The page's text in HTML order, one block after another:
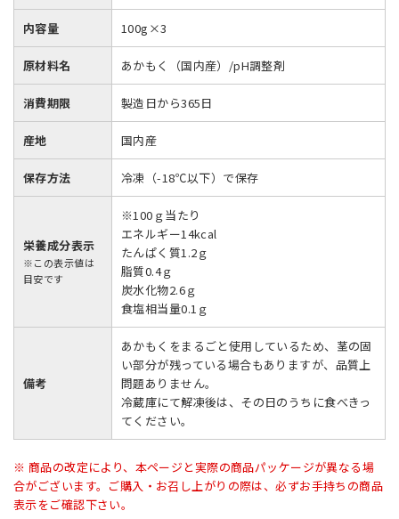
内容量 100g×3
原材料名 あかもく（国内産）/pH調整剤
消費期限 製造日から365日
産地 国内産
保存方法 冷凍（-18℃以下）で保存
栄養成分表示
※この表示値は
目安です
※100ｇ当たり
エネルギー14kcal
たんぱく質1.2ｇ
脂質0.4ｇ
炭水化物2.6ｇ
食塩相当量0.1ｇ
備考
あかもくをまるごと使用しているため、茎の固
い部分が残っている場合もありますが、品質上
問題ありません。
冷蔵庫にて解凍後は、その日のうちに食べきっ
てください。
※ 商品の改定により、本ページと実際の商品パッケージが異なる場
合がございます。ご購入・お召し上がりの際は、必ずお手持ちの商品
表示をご確認下さい。